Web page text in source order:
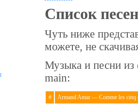
Список песен
Чуть ниже
можете, не
Музыка и песни из
main:
#
Armand Amar — Comme les cinq